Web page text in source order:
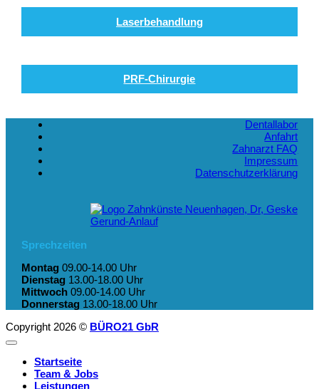
Laserbehandlung
PRF-Chirurgie
Dentallabor
Anfahrt
Zahnarzt FAQ
Impressum
Datenschutzerklärung
Sprechzeiten
Montag 09.00-14.00 Uhr
Dienstag13.00-18.00 Uhr
Mittwoch 09.00-14.00 Uhr
Donnerstag13.00-18.00 Uhr
Copyright 2026 © BÜRO21 GbR
Startseite
Team & Jobs
Leistungen